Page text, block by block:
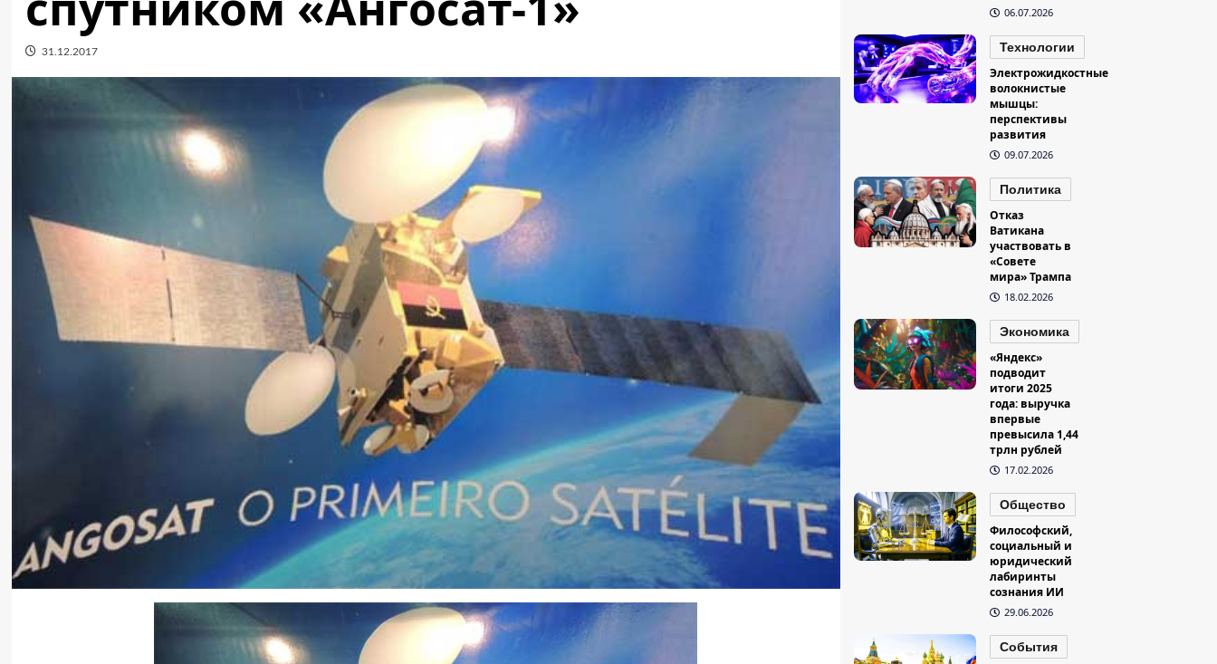
31.12.2017
06.07.2026
Технологии
Электрожидкостные
волокнистые
мышцы:
перспективы
развития
09.07.2026
Политика
Отказ
Ватикана
участвовать в
«Совете
мира» Трампа
18.02.2026
Экономика
«Яндекс»
подводит
итоги 2025
года: выручка
впервые
превысила 1,44
трлн рублей
17.02.2026
Общество
Философский,
социальный и
юридический
лабиринты
сознания ИИ
29.06.2026
События